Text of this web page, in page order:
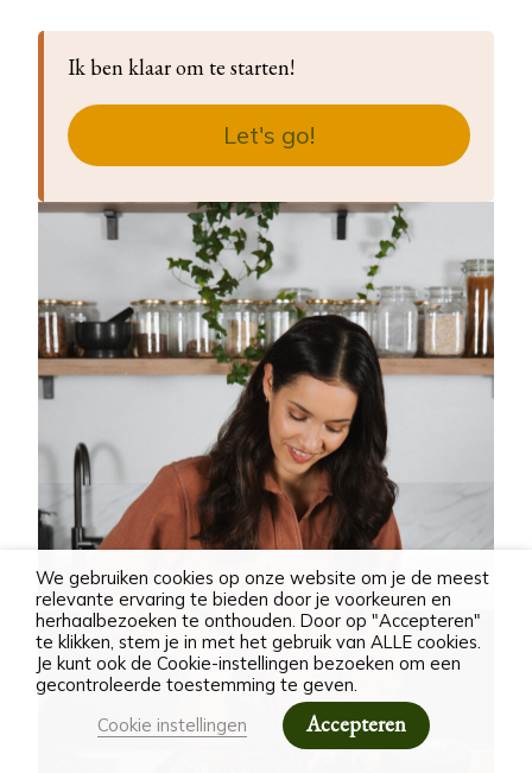
Ik ben klaar om te starten!
Let's go!
We gebruiken cookies op onze website om je de meest
relevante ervaring te bieden door je voorkeuren en
herhaalbezoeken te onthouden. Door op "Accepteren"
te klikken, stem je in met het gebruik van ALLE cookies.
Je kunt ook de Cookie-instellingen bezoeken om een
gecontroleerde toestemming te geven.
Cookie instellingen
Accepteren